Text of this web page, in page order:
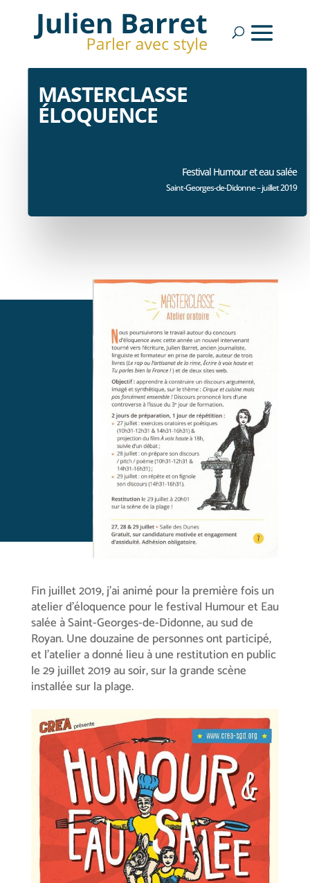
MASTERCLASSE
ÉLOQUENCE
Festival Humour et eau salée
Saint-Georges-de-Didonne – juillet 2019
Fin juillet 2019, j’ai animé pour la première fois un
atelier d’éloquence pour le festival Humour et Eau
salée à Saint-Georges-de-Didonne, au sud de
Royan. Une douzaine de personnes ont participé,
et l’atelier a donné lieu à une restitution en public
le 29 juillet 2019 au soir, sur la grande scène
installée sur la plage.